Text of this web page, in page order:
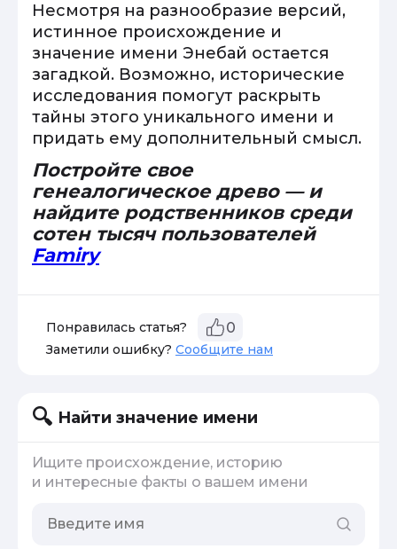
Несмотря на разнообразие версий,
истинное происхождение и
значение имени Энебай остается
загадкой. Возможно, исторические
исследования помогут раскрыть
тайны этого уникального имени и
придать ему дополнительный смысл.
Постройте свое
генеалогическое древо — и
найдите родственников среди
сотен тысяч пользователей
Famiry
Понравилась статья? 0
Заметили ошибку? Сообщите нам
Найти значение имени
Ищите происхождение, историю
и интересные факты о вашем имени